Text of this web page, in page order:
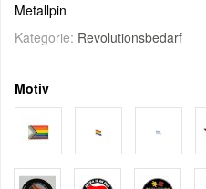
Metallpin
Kategorie: Revolutionsbedarf
Motiv